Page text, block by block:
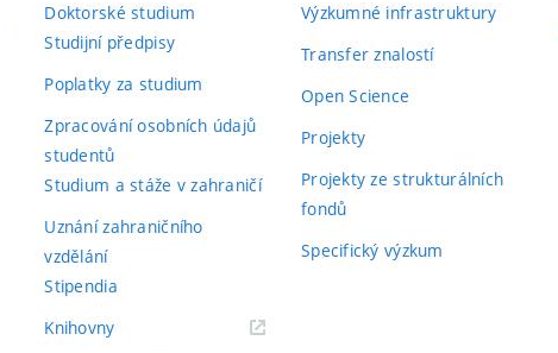
Doktorské studium
Studijní předpisy
Poplatky za studium
Zpracování osobních údajů
studentů
Studium a stáže v zahraničí
Uznání zahraničního
vzdělání
Stipendia
Knihovny(externí
Výzkumné infrastruktury
Transfer znalostí
Open Science
Projekty
Projekty ze strukturálních
fondů
Specifický výzkum